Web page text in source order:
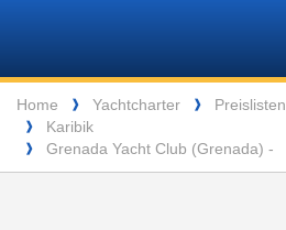
Barone
Yachting
Breadcrumb
Home ❱ Yachtcharter ❱ Preislisten
❱ Karibik
❱ Grenada Yacht Club (Grenada) -